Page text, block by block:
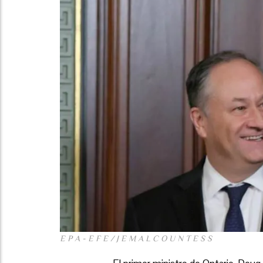
E P A - E F E / J E M A L C O U N T E S S